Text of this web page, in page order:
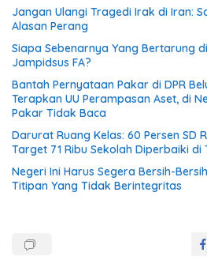
Jangan Ulangi Tragedi Irak di Iran:
Alasan Perang
Siapa Sebenarnya Yang Bertarung
Jampidsus FA?
Bantah Pernyataan Pakar di DPR
Terapkan UU Perampasan Aset, di
Pakar Tidak Baca
Darurat Ruang Kelas: 60 Persen SD
Target 71 Ribu Sekolah Diperbaiki di
Negeri Ini Harus Segera Bersih-
Titipan Yang Tidak Berintegritas